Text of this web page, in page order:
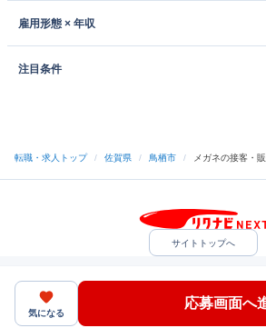
雇用形態 × 年収
注目条件
転職・求人トップ / 佐賀県 / 鳥栖市 / メガネの接客・
気になる
応募画面へ
サイトトップへ
中途採用をご検討の企業様
ヘルプ・お問い合わせ
（C）Indeed Inc.